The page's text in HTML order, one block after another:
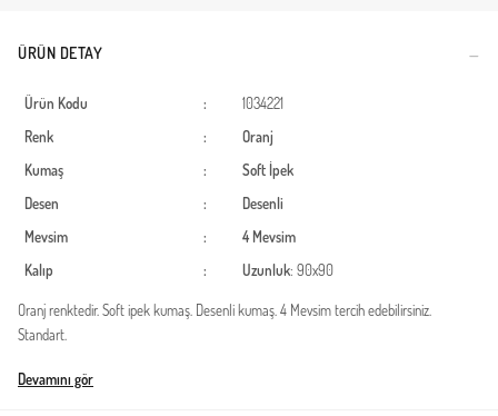
ÜRÜN DETAY
Ürün Kodu :
1034221
Renk
:
Oranj
Kumaş
:
Soft İpek
Desen
:
Desenli
Mevsim
:
4 Mevsim
Kalıp
: Uzunluk: 90x90
Oranj renktedir. Soft ipek kumaş. Desenli kumaş. 4 Mevsim tercih edebilirsiniz.
Standart.
Türkiye'de üretilmiştir.
Devamını gör